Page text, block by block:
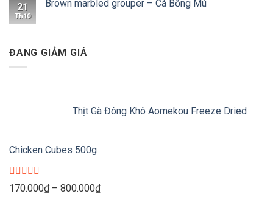
21
Th10
Brown marbled grouper – Cá Bống Mú
ĐANG GIẢM GIÁ
Thịt Gà Đông Khô Aomekou Freeze Dried
Chicken Cubes 500g
Được
xếp
170.000₫ – 800.000₫Khoảng